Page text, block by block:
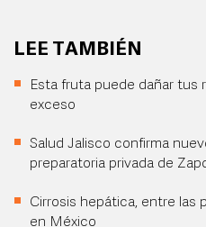
LEE TAMBIÉN
Esta fruta puede dañar tus
exceso
Salud Jalisco confirma
preparatoria privada de
Cirrosis hepática, entre las
en México